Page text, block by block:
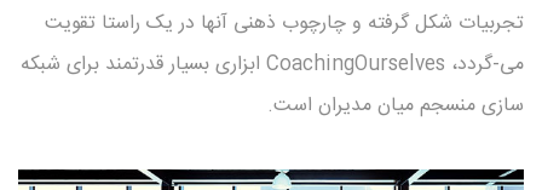
تجربیات شکل گرفته و چارچوب ذهنی آنها در یک راستا تقویت
می-گردد، CoachingOurselves ابزاری بسیار قدرتمند برای شبکه
سازی منسجم میان مدیران است.